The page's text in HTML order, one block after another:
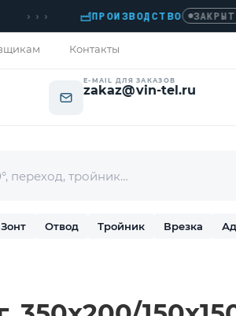
ПРОИЗВОДСТВО ЗАКРЫТО ›
Контакты
E-MAIL ДЛЯ ЗАКАЗОВ
zakaz@vin-tel.ru
Зонт Отвод Тройник Врезка